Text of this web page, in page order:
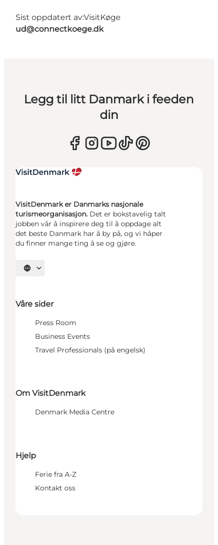
Sist oppdatert av:VisitKøge
ud@connectkoege.dk
Legg til litt Danmark i feeden
din
VisitDenmark er Danmarks nasjonale
turismeorganisasjon. Det er bokstavelig talt
jobben vår å inspirere deg til å oppdage alt
det beste Danmark har å by på, og vi håper
du finner mange ting å se og gjøre.
Velg språk
Våre sider
Press Room
Business Events
Travel Professionals (på engelsk)
Om VisitDenmark
Denmark Media Centre
Hjelp
Ferie fra A-Z
Kontakt oss